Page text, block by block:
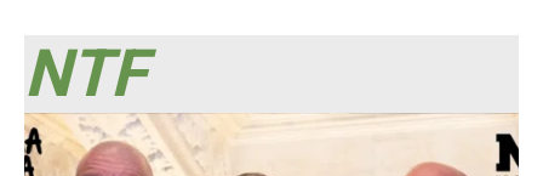
NTF